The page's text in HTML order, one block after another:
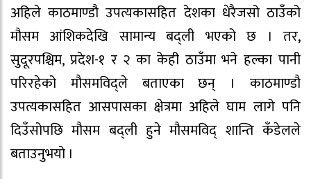
अहिले काठमाण्डौ उपत्यकासहित देशका धेरैजसो ठाउँको
मौसम आंशिकदेखि सामान्य बद्ली भएको छ । तर,
सुदूरपश्चिम, प्रदेश-१ र २ का केही ठाउँमा भने हल्का पानी
परिरहेको मौसमविद्ले बताएका छन् । काठमाण्डौ
उपत्यकासहित आसपासका क्षेत्रमा अहिले घाम लागे पनि
दिउँसोपछि मौसम बद्ली हुने मौसमविद् शान्ति कँडेलले
बताउनुभयो ।